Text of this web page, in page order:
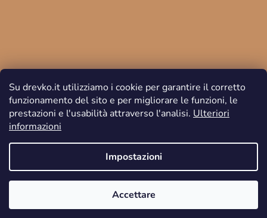
Su drevko.it utilizziamo i cookie per garantire il corretto
funzionamento del sito e per migliorare le funzioni, le
prestazioni e l'usabilità attraverso l'analisi. Ulteriori
informazioni
Impostazioni
Accettare
Creato da Shoptet